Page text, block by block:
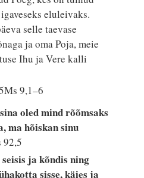
eluleivaks.
selle taevase
ja oma Poja, meie
Ihu ja Vere kalli
9,1–6
oled mind rõõmsaks
ma hõiskan sinu
92,5
ja kõndis ning
sisse, käies ja